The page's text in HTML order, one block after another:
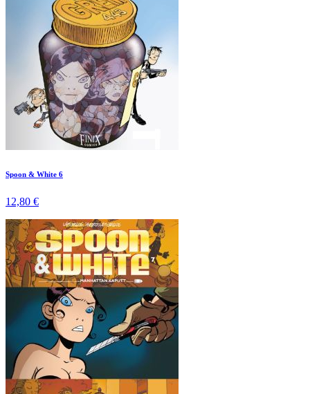
Spoon & White 6
12,80 €